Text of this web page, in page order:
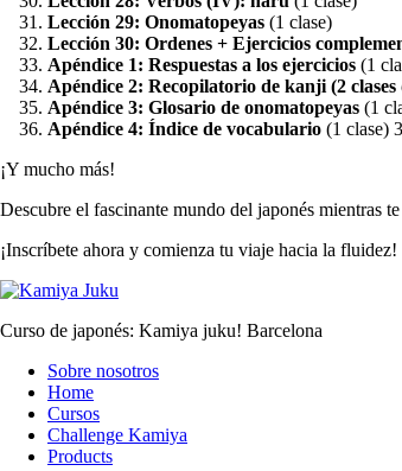
Lección 29: Onomatopeyas (1 clase)
Lección 30: Ordenes + Ejercicios
Apéndice 1: Respuestas a los ejercicios (1
Apéndice 2: Recopilatorio de kanji (2
Apéndice 3: Glosario de onomatopeyas (1
Apéndice 4: Índice de vocabulario (1 clase)
¡Y mucho más!
Descubre el fascinante mundo del japonés mientras
¡Inscríbete ahora y comienza tu viaje hacia la fluidez!
Curso de japonés: Kamiya juku! Barcelona
Sobre nosotros
Home
Cursos
Challenge Kamiya
Products